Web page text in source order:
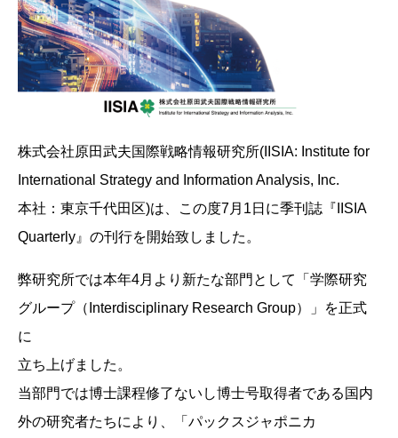
株式会社原田武夫国際戦略情報研究所(IISIA: Institute for
International Strategy and Information Analysis, Inc.
本社：東京千代田区)は、この度7月1日に季刊誌『IISIA
Quarterly』の刊行を開始致しました。
弊研究所では本年4月より新たな部門として「学際研究
グループ（Interdisciplinary Research Group）」を正式
に
立ち上げました。
当部門では博士課程修了ないし博士号取得者である国内
外の研究者たちにより、「パックスジャポニカ